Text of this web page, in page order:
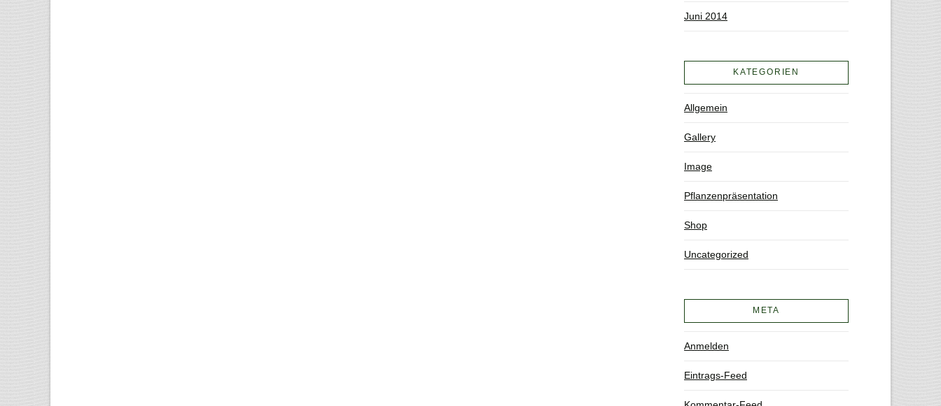
Juni 2014
KATEGORIEN
Allgemein
Gallery
Image
Pflanzenpräsentation
Shop
Uncategorized
META
Anmelden
Eintrags-Feed